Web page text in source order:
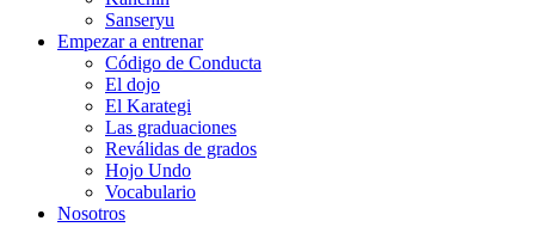
Sanseryu
Empezar a entrenar
Código de Conducta
El dojo
El Karategi
Las graduaciones
Reválidas de grados
Hojo Undo
Vocabulario
Nosotros